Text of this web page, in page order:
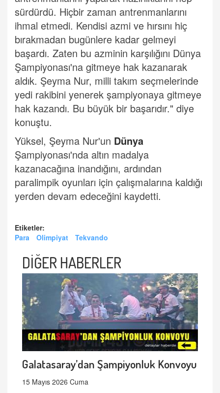
sürdürdü. Hiçbir zaman antrenmanlarını
ihmal etmedi. Kendisi azmi ve hırsını hiç
bırakmadan bugünlere kadar gelmeyi
başardı. Zaten bu azminin karşılığını Dünya
Şampiyonası'na gitmeye hak kazanarak
aldık. Şeyma Nur, milli takım seçmelerinde
yedi rakibini yenerek şampiyonaya gitmeye
hak kazandı. Bu büyük bir başarıdır." diye
konuştu.
Yüksel, Şeyma Nur'un Dünya
Şampiyonası'nda altın madalya
kazanacağına inandığını, ardından
paralimpik oyunları için çalışmalarına kaldığı
yerden devam edeceğini kaydetti.
Etiketler:
Para
Olimpiyat Tekvando
DİĞER HABERLER
Galatasaray’dan Şampiyonluk Konvoyu
15 Mayıs 2026 Cuma